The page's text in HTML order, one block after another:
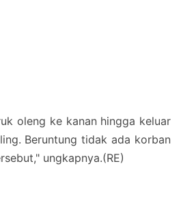
oleng ke kanan hingga keluar
Beruntung tidak ada korban
ungkapnya.(RE)